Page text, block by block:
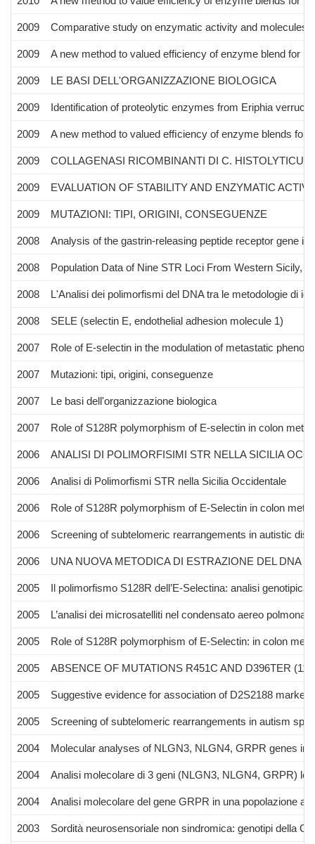
2009 Comparative study on enzymatic activity and molecules
2009 A new method to valued efficiency of enzyme blend for
2009 LE BASI DELL'ORGANIZZAZIONE BIOLOGICA
2009 Identification of proteolytic enzymes from Eriphia
2009 A new method to valued efﬁciency of enzyme blends for
2009 COLLAGENASI RICOMBINANTI DI C.
2009 EVALUATION OF STABILITY AND ENZYMATIC
2009 MUTAZIONI: TIPI, ORIGINI, CONSEGUENZE
2008 Analysis of the gastrin-releasing peptide receptor gene
2008 Population Data of Nine STR Loci From Western Sicily,
2008 L'Analisi dei polimorfismi del DNA tra le metodologie di
2008 SELE (selectin E, endothelial adhesion molecule 1)
2007 Role of E-selectin in the modulation of metastatic
2007 Mutazioni: tipi, origini, conseguenze
2007 Le basi dell'organizzazione biologica
2007 Role of S128R polymorphism of E-selectin in colon
2006 ANALISI DI POLIMORFISIMI STR NELLA SICILIA
2006 Analisi di Polimorfismi STR nella Sicilia Occidentale
2006 Role of S128R polymorphism of E-Selectin in colon
2006 Screening of subtelomeric rearrangements in autistic
2006 UNA NUOVA METODICA DI ESTRAZIONE DEL DNA
2005 Il polimorfismo S128R dell’E-Selectina: analisi
2005 L’analisi dei microsatelliti nel condensato aereo
2005 Role of S128R polymorphism of E-Selectin: in colon
2005 ABSENCE OF MUTATIONS R451C AND D396TER
2005 Suggestive evidence for association of D2S2188
2005 Screening of subtelomeric rearrangements in autism
2004 Molecular analyses of NLGN3, NLGN4, GRPR genes in
2004 Analisi molecolare di 3 geni (NLGN3, NLGN4, GRPR)
2004 Analisi molecolare del gene GRPR in una popolazione
2003 Sordità neurosensoriale non sindromica: genotipi della